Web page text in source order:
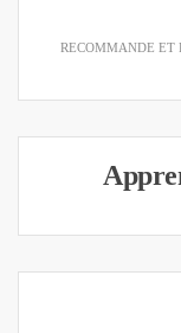
RECOMMANDE ET